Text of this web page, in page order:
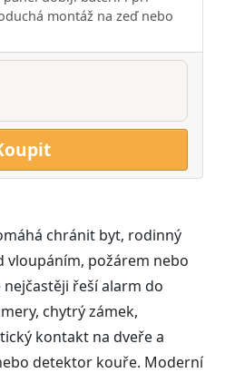
montáž na zeď nebo
chránit byt, rodinný
vloupáním, požárem nebo
řeší alarm do
chytrý zámek,
kontakt na dveře a
detektor kouře. Moderní